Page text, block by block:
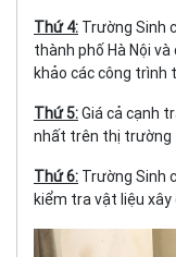
Thứ 4: Trường Sinh
thành phố Hà Nội
khảo các công trình
Thứ 5:Giá cả cạnh
nhất trên thị trường
Thứ 6: Trường Sinh
kiểm tra vật liệu xây